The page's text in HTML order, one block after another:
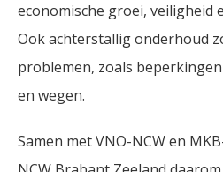
economische groei, veiligheid
Ook achterstallig onderhoud
problemen, zoals
en wegen.
Samen met VNO-NCW en